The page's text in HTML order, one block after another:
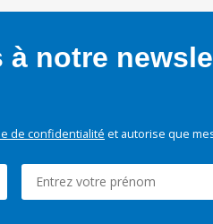
à notre
de confidentialité et autorise que